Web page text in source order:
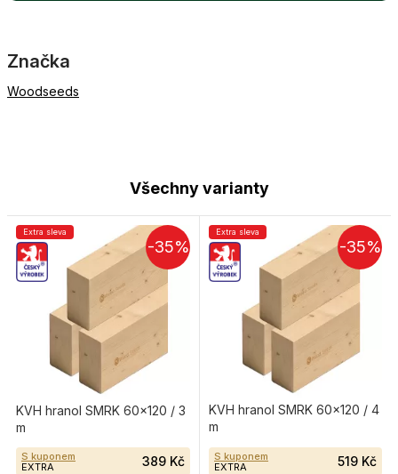
Značka
Woodseeds
Všechny varianty
-35%
Extra sleva
KVH hranol SMRK 60×120 / 3
m
S kuponem
EXTRA
389 Kč
-35%
Extra sleva
KVH hranol SMRK 60×120 / 4
m
S kuponem
EXTRA
519 Kč